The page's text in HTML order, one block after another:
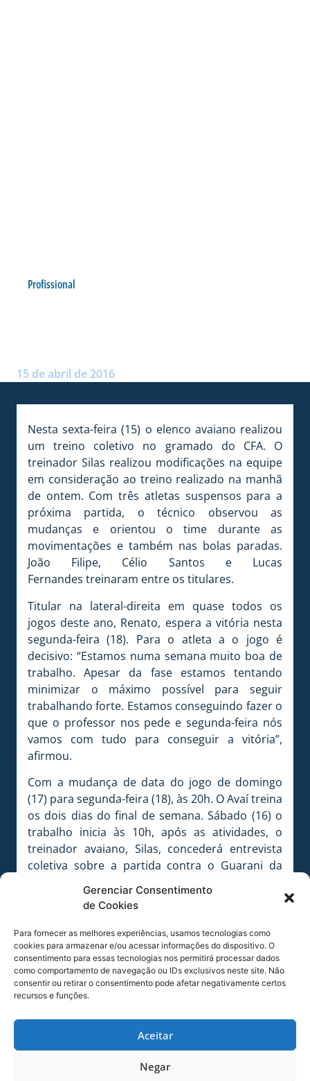
Gerenciar Consentimento
de Cookies
Para fornecer as melhores experiências, usamos tecnologias como
cookies para armazenar e/ou acessar informações do dispositivo. O
consentimento para essas tecnologias nos permitirá processar dados
como comportamento de navegação ou IDs exclusivos neste site. Não
consentir ou retirar o consentimento pode afetar negativamente certos
recursos e funções.
Aceitar
Negar
Profissional
15 de abril de 2016
Nesta sexta-feira (15) o elenco avaiano realizou
um treino coletivo no gramado do CFA. O
treinador Silas realizou modificações na equipe
em consideração ao treino realizado na manhã
de ontem. Com três atletas suspensos para a
próxima partida, o técnico observou as
mudanças e orientou o time durante as
movimentações e também nas bolas paradas.
João Filipe, Célio Santos e Lucas
Fernandes treinaram entre os titulares.
Titular na lateral-direita em quase todos os
jogos deste ano, Renato, espera a vitória nesta
segunda-feira (18). Para o atleta a o jogo é
decisivo: “Estamos numa semana muito boa de
trabalho. Apesar da fase estamos tentando
minimizar o máximo possível para seguir
trabalhando forte. Estamos conseguindo fazer o
que o professor nos pede e segunda-feira nós
vamos com tudo para conseguir a vitória”,
afirmou.
Com a mudança de data do jogo de domingo
(17) para segunda-feira (18), às 20h. O Avaí treina
os dois dias do final de semana. Sábado (16) o
trabalho inicia às 10h, após as atividades, o
treinador avaiano, Silas, concederá entrevista
coletiva sobre a partida contra o Guarani da
Palhoça, na sala de imprensa Dr. Tullo
Cavallazzi. No domingo, a equipe treina durante
imprensa e torcida.
Confira o áudio da coletiva do lateral-direito,
Renato:
Tocador
de